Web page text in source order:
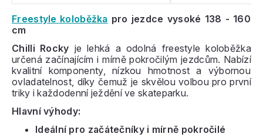
Freestyle koloběžka pro jezdce vysoké 138 - 160
cm
Chilli Rocky je lehká a odolná freestyle koloběžka
určená začínajícím i mírně pokročilým jezdcům. Nabízí
kvalitní komponenty, nízkou hmotnost a výbornou
ovladatelnost, díky čemuž je skvělou volbou pro první
triky i každodenní ježdění ve skateparku.
Hlavní výhody:
Ideální pro začátečníky i mírně pokročilé